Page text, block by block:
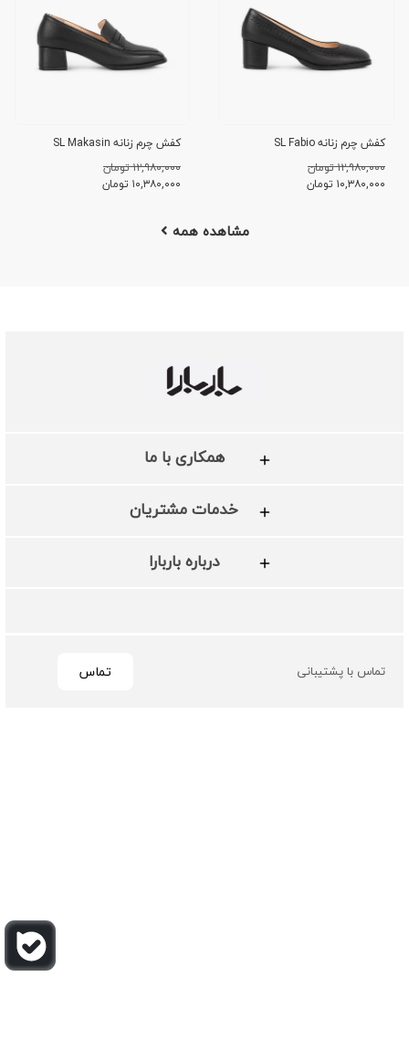
کفش چرم زنانه SL Fabio
۱۲,۹۸۰,۰۰۰ تومان
۱۰,۳۸۰,۰۰۰ تومان
کفش چرم زنانه SL Makasin
۱۲,۹۸۰,۰۰۰ تومان
۱۰,۳۸۰,۰۰۰ تومان
مشاهده همه
همکاری با ما
خدمات مشتریان
درباره باربارا
تماس با پشتیبانی تماس